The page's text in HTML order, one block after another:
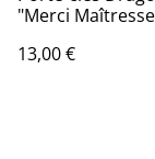
"Merci
13,00 €